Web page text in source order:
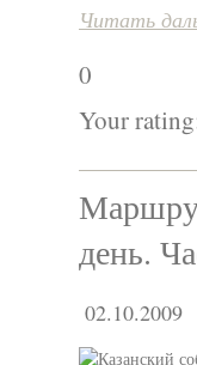
Читать
0
Your
день.
02.10.2009